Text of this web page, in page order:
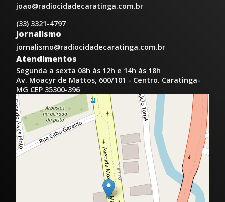
joao@radiocidadecaratinga.com.br
(33) 3321-4797
Jornalismo
jornalismo@radiocidadecaratinga.com.br
Atendimentos
Segunda a sexta 08h às 12h e 14h às 18h
Av. Moacyr de Mattos, 600/101 - Centro. Caratinga-
MG CEP 35300-396